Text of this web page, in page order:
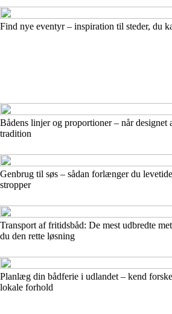
Find nye eventyr – inspiration til steder, du
Bådens linjer og proportioner – når designet
tradition
Genbrug til søs – sådan forlænger du
stropper
Transport af fritidsbåd: De mest udbredte
du den rette løsning
Planlæg din bådferie i udlandet – kend
lokale forhold